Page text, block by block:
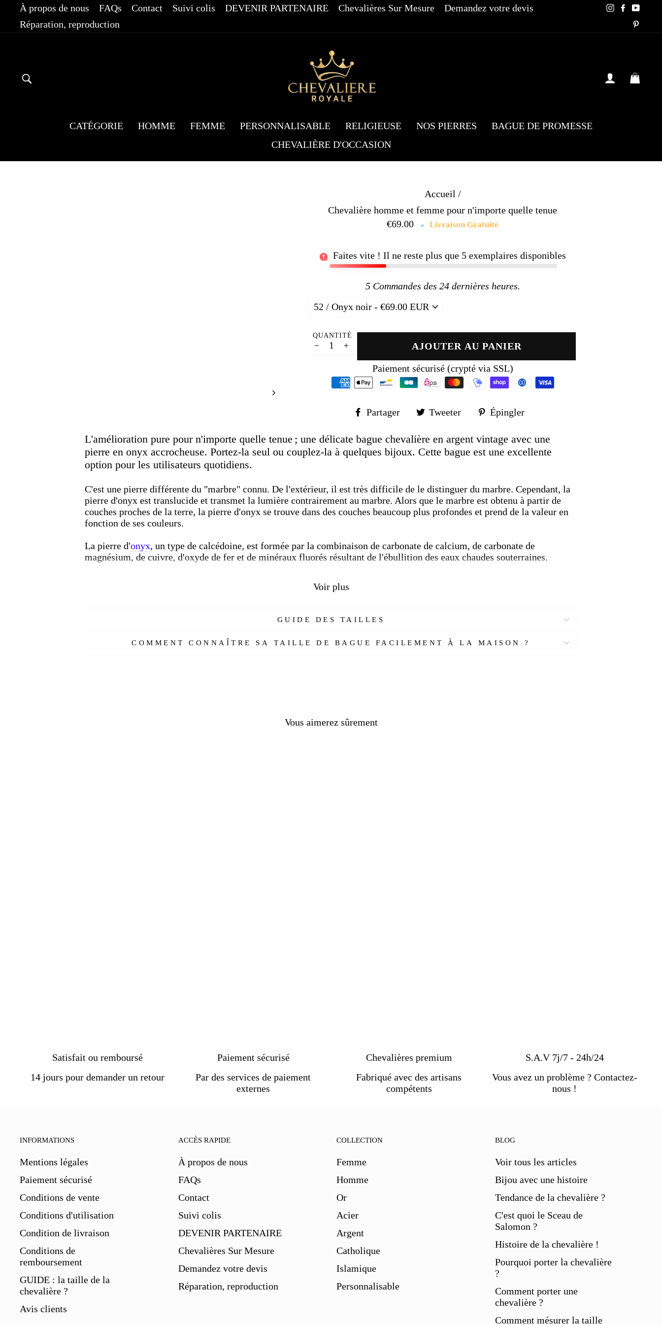
□
Passer
contenu
À propos de nous FAQs Contact Suivi colis DEVENIR PARTENAIRE Chevalières Sur Mesure
Demandez votre devis
Réparation, reproduction
Instagram
SE
CATÉGORIE HOMME FEMME PERSONNALISABLE RELIGIEUSE NOS PIERRES
BAGUE DE PROMESSE
CHEVALIÈRE D'OCCASION
Accueil /
Chevalière homme et femme pour n'importe quelle tenue
€69.00
PrixLivraison Gratuite
Faites vite ! Il ne reste plus que 5 exemplaires disponibles
5Commandes des 24 dernières heures.
QUANTITÉ
AJOUTER AU PANIER
Paiement sécurisé (crypté via SSL)
Partager
Partager
Facebook
Tweeter
Tweeter
Twitter
Épingler
L'amélioration pure pour n'importe quelle tenue ; une délicate bague chevalière en argent vintage avec une
pierre en onyx accrocheuse. Portez-la seul ou couplez-la à quelques bijoux. Cette bague est une excellente
option pour les utilisateurs quotidiens.
C'est une pierre différente du "marbre" connu. De l'extérieur, il est très difficile de le distinguer du marbre. Cependant, la
pierre d'onyx est translucide et transmet la lumière contrairement au marbre. Alors que le marbre est obtenu à partir de
couches proches de la terre, la pierre d'onyx se trouve dans des couches beaucoup plus profondes et prend de la valeur en
fonction de ses couleurs.
La pierre d'onyx, un type de calcédoine, est formée par la combinaison de carbonate de calcium, de carbonate de
magnésium, de cuivre, d'oxyde de fer et de minéraux fluorés résultant de l'ébullition des eaux chaudes souterraines.
L'un des secrets importants des créateurs de bijoux ; Ils découvrent que les pierres sur le fond sombre donnent plus de
lumière et ce contraste fait paraître les pierres plus grosses. Lors de la préparation de cette illusion, le matériau numéro un
romaine. Déesse de la beauté; Il se compose d'un composé de dioxyde de silicium d'onyx, qui peut également être trouvé
dans la nature sous forme de blanc et de brun. C'est une pierre dure, correspondant à 7,0 sur l'échelle de Mohs.
Voir plus
GUIDE DES TAILLES
COMMENT CONNAÎTRE SA TAILLE DE BAGUE FACILEMENT À LA MAISON ?
Vous aimerez sûrement
Satisfait ou remboursé
14 jours pour demander un retour
Paiement sécurisé
Par des services de paiement
externes
Chevalières premium
Fabriqué avec des artisans
compétents
S.A.V 7j/7 - 24h/24
Vous avez un problème ? Contactez-
nous !
INFORMATIONS
Mentions légales
Paiement sécurisé
Conditions de vente
Conditions d'utilisation
Condition de livraison
Conditions de
remboursement
GUIDE : la taille de la
chevalière ?
Avis clients
ACCÈS RAPIDE
À propos de nous
FAQs
Contact
Suivi colis
DEVENIR PARTENAIRE
Chevalières Sur Mesure
Demandez votre devis
Réparation, reproduction
COLLECTION
Femme
Homme
Or
Acier
Argent
Catholique
Islamique
Personnalisable
BLOG
Voir tous les articles
Bijou avec une histoire
Tendance de la chevalière ?
C'est quoi le Sceau de
Salomon ?
Histoire de la chevalière !
Pourquoi porter la chevalière
?
Comment porter une
chevalière ?
Comment mésurer la taille